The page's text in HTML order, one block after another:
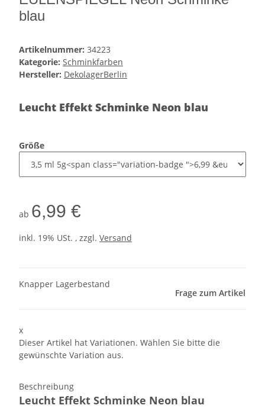
blau
Artikelnummer: 34223
Kategorie: Schminkfarben
Hersteller: DekolagerBerlin
Leucht Effekt Schminke Neon blau
Größe
ab 6,99 €
inkl. 19% USt. , zzgl. Versand
Knapper Lagerbestand
Frage zum Artikel
x
Dieser Artikel hat Variationen. Wählen Sie bitte die
gewünschte Variation aus.
Beschreibung
Leucht Effekt Schminke Neon blau